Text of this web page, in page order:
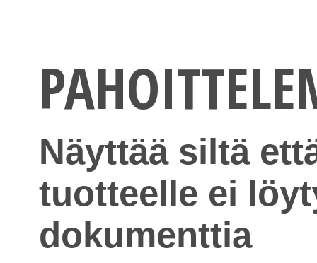
Näyttää siltä
tuotteelle ei
dokumenttia